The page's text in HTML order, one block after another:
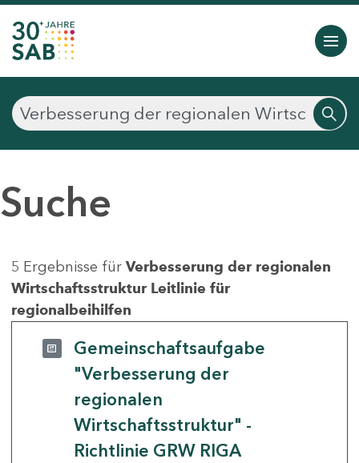
Suche
5 Ergebnisse für Verbesserung der regionalen
Wirtschaftsstruktur Leitlinie für
regionalbeihilfen
Gemeinschaftsaufgabe
"Verbesserung der
regionalen
Wirtschaftsstruktur" -
Richtlinie GRW RIGA